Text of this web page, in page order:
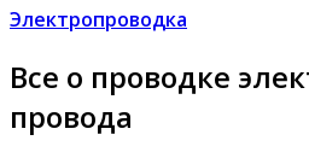
Электропроводка
Все о проводке
провода